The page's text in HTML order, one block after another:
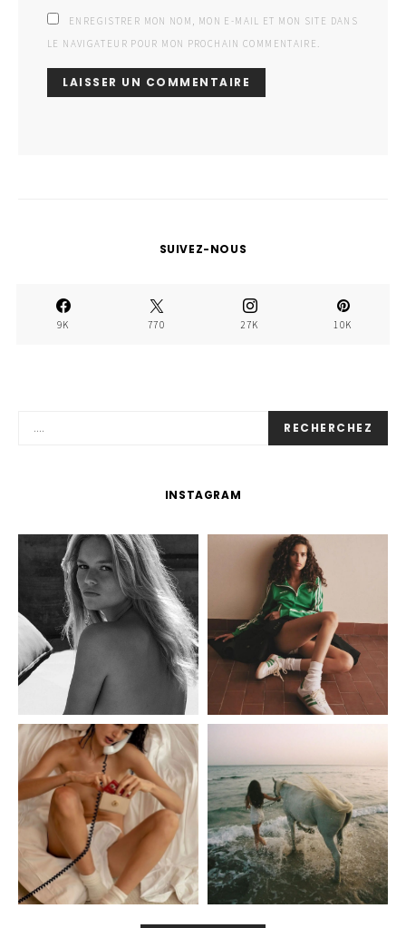
ENREGISTRER MON NOM, MON E-MAIL ET MON SITE DANS
LE NAVIGATEUR POUR MON PROCHAIN COMMENTAIRE.
SUIVEZ-NOUS
9K 770 27K 10K
RECHERCHEZ
INSTAGRAM